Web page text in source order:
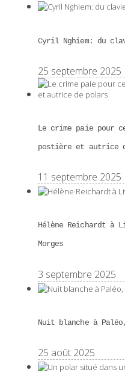
Cyril Nghiem: du
25 septembre 2025
Le crime paie
postière et autrice
11 septembre 2025
Hélène Reichardt à
Morges
3 septembre 2025
Nuit blanche à
25 août 2025